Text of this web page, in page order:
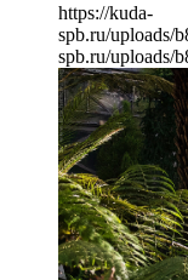
https://kuda-
spb.ru/uploads/
spb.ru/uploads/